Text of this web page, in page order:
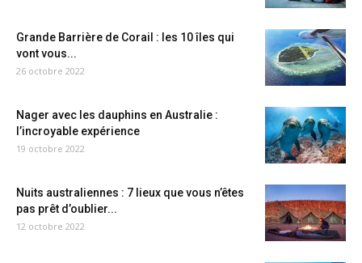
Grande Barrière de Corail : les 10 îles qui
vont vous...
26 octobre 2022
Nager avec les dauphins en Australie :
l’incroyable expérience
19 octobre 2022
Nuits australiennes : 7 lieux que vous n’êtes
pas prêt d’oublier...
12 octobre 2022